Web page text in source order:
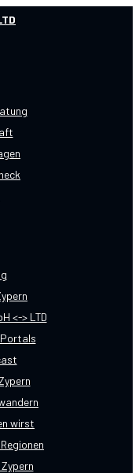
<-> LTD
wirst